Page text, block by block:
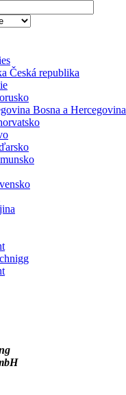
Česká republika
Bosna a Hercegovina